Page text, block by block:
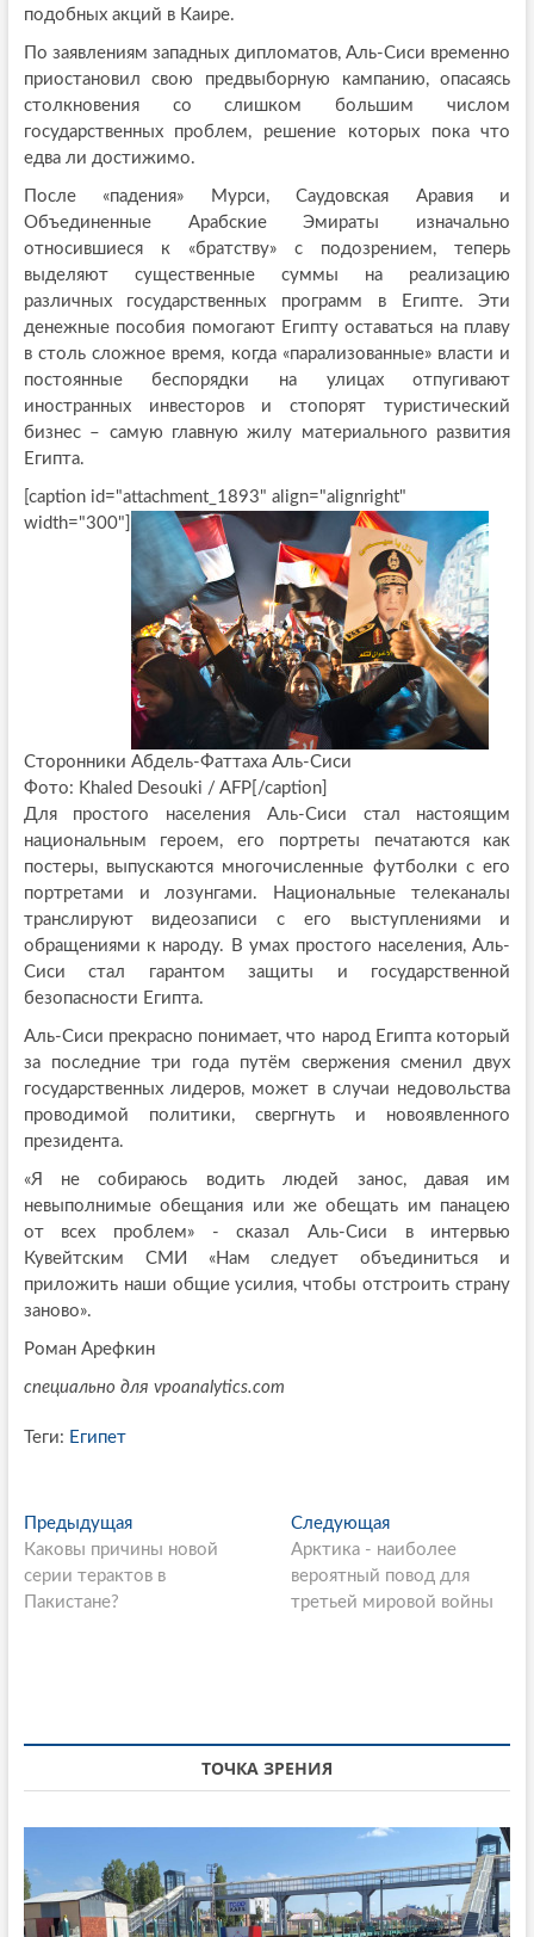
подобных акций в Каире.
По заявлениям западных дипломатов, Аль-Сиси временно
приостановил свою предвыборную кампанию, опасаясь
столкновения со слишком большим числом
государственных проблем, решение которых пока что
едва ли достижимо.
После «падения» Мурси, Саудовская Аравия и
Объединенные Арабские Эмираты изначально
относившиеся к «братству» с подозрением, теперь
выделяют существенные суммы на реализацию
различных государственных программ в Египте. Эти
денежные пособия помогают Египту оставаться на плаву
в столь сложное время, когда «парализованные» власти и
постоянные беспорядки на улицах отпугивают
иностранных инвесторов и стопорят туристический
бизнес – самую главную жилу материального развития
Египта.
[caption id="attachment_1893" align="alignright"
width="300"]
Сторонники Абдель-Фаттаха Аль-Сиси
Фото: Khaled Desouki / AFP[/caption]
Для простого населения Аль-Сиси стал настоящим
национальным героем, его портреты печатаются как
постеры, выпускаются многочисленные футболки с его
портретами и лозунгами. Национальные телеканалы
транслируют видеозаписи с его выступлениями и
обращениями к народу. В умах простого населения, Аль-
Сиси стал гарантом защиты и государственной
безопасности Египта.
Аль-Сиси прекрасно понимает, что народ Египта который
за последние три года путём свержения сменил двух
государственных лидеров, может в случаи недовольства
проводимой политики, свергнуть и новоявленного
президента.
«Я не собираюсь водить людей занос, давая им
невыполнимые обещания или же обещать им панацею
от всех проблем» - сказал Аль-Сиси в интервью
Кувейтским СМИ «Нам следует объединиться и
приложить наши общие усилия, чтобы отстроить страну
заново».
Роман Арефкин
специально для vpoanalytics.com
Теги: Египет
P
o
s
v
i
g
a
t
ПредыдущаяП
р
е
с
т
ь
я
Каковы причины новой
серии терактов в
Пакистане?
Следующая
л
е
д
т
ь
я
:
Арктика - наиболее
вероятный повод для
третьей мировой войны
ТОЧКА ЗРЕНИЯ